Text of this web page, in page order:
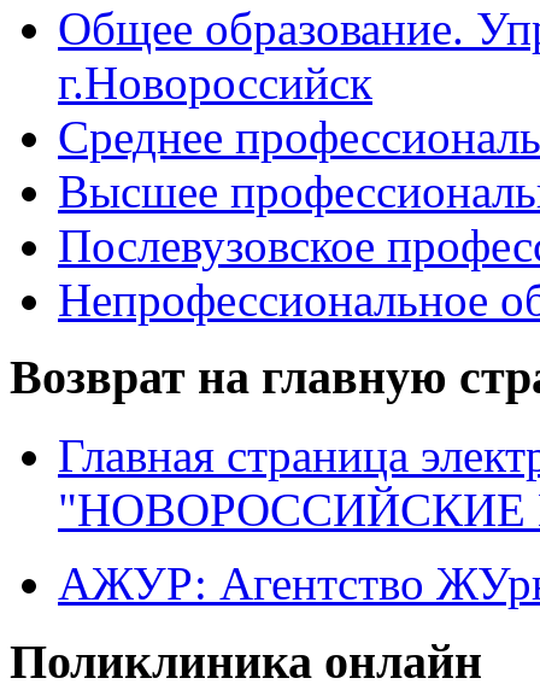
Общее образование.
г.Новороссийск
Среднее
Высшее
Послевузовское
Непрофессиональное
Возврат на главную
Главная страница
"НОВОРОССИЙСКИЕ
АЖУР: Агентство
Поликлиника онлайн